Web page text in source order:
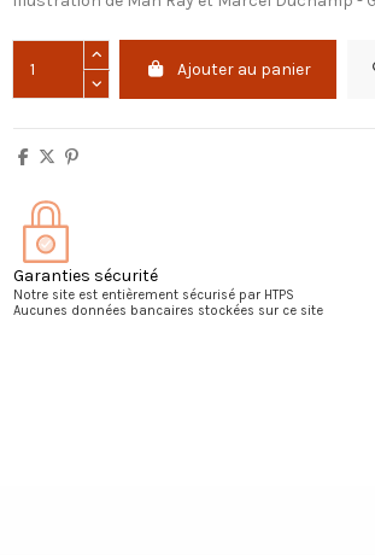
Ajouter au panier
Garanties sécurité
Notre site est entièrement sécurisé par HTPS
Aucunes données bancaires stockées sur ce site